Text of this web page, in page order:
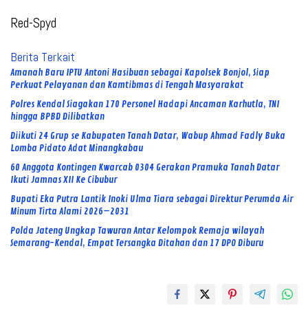
Red-Spyd
Berita Terkait
Amanah Baru IPTU Antoni Hasibuan sebagai Kapolsek Bonjol, Siap
Perkuat Pelayanan dan Kamtibmas di Tengah Masyarakat
Polres Kendal Siagakan 170 Personel Hadapi Ancaman Karhutla, TNI
hingga BPBD Dilibatkan
Diikuti 24 Grup se Kabupaten Tanah Datar, Wabup Ahmad Fadly Buka
Lomba Pidato Adat Minangkabau
60 Anggota Kontingen Kwarcab 0304 Gerakan Pramuka Tanah Datar
Ikuti Jamnas XII Ke Cibubur
Bupati Eka Putra Lantik Inoki Ulma Tiara sebagai Direktur Perumda Air
Minum Tirta Alami 2026–2031
Polda Jateng Ungkap Tawuran Antar Kelompok Remaja wilayah
Semarang-Kendal, Empat Tersangka Ditahan dan 17 DPO Diburu